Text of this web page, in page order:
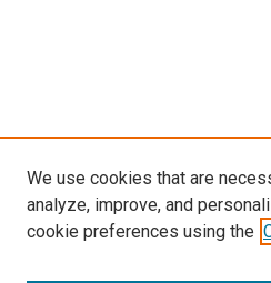
We use cookies that are
analyze, improve, and
cookie preferences using the